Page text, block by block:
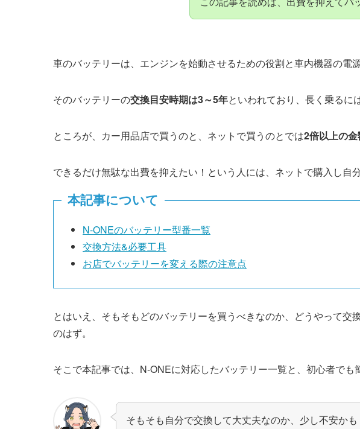
車のバッテリーは、エンジンを始動させるための役割と車内機器の電
そのバッテリーの交換目安時期は3～5年といわれており、長く乗るに
ところが、カー用品店で買うのと、ネットで買うのとでは2倍以上の金
できるだけ無駄な出費を抑えたい！という人には、ネットで購入し自
本記事について
N-ONEのバッテリー型番一覧
交換方法&必要工具
お店でバッテリーを変える際の注意点
とはいえ、そもそもどのバッテリーを買うべきなのか、どうやって交
のはず。
そこで本記事では、N-ONEに対応したバッテリー一覧と、初心者でも
そもそも自分で交換して大丈夫なのか、少し不安かも